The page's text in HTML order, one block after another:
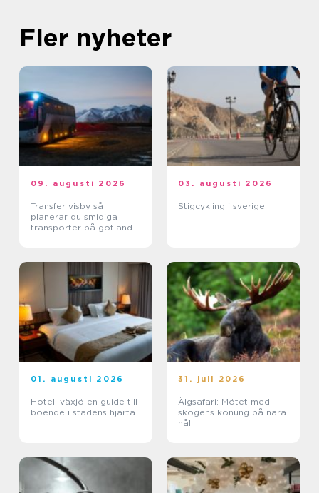
Fler nyheter
09. augusti 2026
Transfer visby så
planerar du smidiga
transporter på gotland
03. augusti 2026
Stigcykling i sverige
01. augusti 2026
Hotell växjö en guide till
boende i stadens hjärta
31. juli 2026
Älgsafari: Mötet med
skogens konung på nära
håll